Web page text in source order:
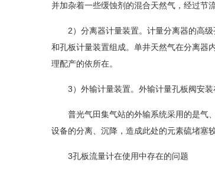
并加杂着一些缓蚀剂的混合天然气，经过节
2）分离器计量装置。计量分离器的高级
和孔板计量装置组成。单井天然气在分离器
理配产的依所在。
3）外输计量装置。外输计量孔板阀安装
普光气田集气站的外输系统采用的是气、
设备的分离、沉降，造成此处的元素硫堵塞
3孔板流量计在使用中存在的问题